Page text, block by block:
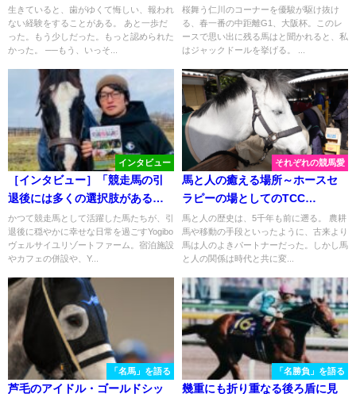
を。
生きていると、歯がゆくて悔しい、報われ
ない経験をすることがある。 あと一歩だ
った。もう少しだった。もっと認められた
かった。 ──もう、いっそ...
桜舞う仁川のコーナーを優駿が駆け抜け
る、春一番の中距離G1、大阪杯。このレ
ースで思い出に残る馬はと聞かれると、私
はジャックドールを挙げる。 ...
インタビュー
［インタビュー］「競走馬の引
退後には多くの選択肢があるこ
とを知ってほしい」太田篤志さ
ん（Yogiboヴェルサイユリゾー
トファーム）の語る想い
かつて競走馬として活躍した馬たちが、引
退後に穏やかに幸せな日常を過ごすYogibo
ヴェルサイユリゾートファーム。宿泊施設
やカフェの併設や、Y...
それぞれの競馬愛
馬と人の癒える場所～ホースセ
ラピーの場としてのTCC
Therapy Park～
馬と人の歴史は、5千年も前に遡る。 農耕
馬や移動の手段といったように、古来より
馬は人のよきパートナーだった。しかし馬
と人の関係は時代と共に変...
「名馬」を語る
芦毛のアイドル・ゴールドシッ
「名勝負」を語る
幾重にも折り重なる後ろ盾に見